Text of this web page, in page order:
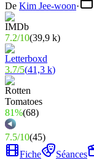
De Kim Jee-woon·
7.2/10(39,9 k)
3.7/5(41,3 k)
81%(68)
7.5/10(45)
Fiche
Séances